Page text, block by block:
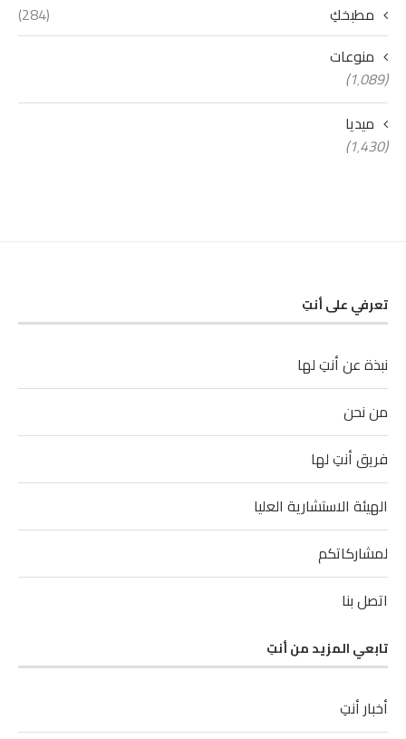
مطبخكِ
(284)
منوعات
(1٬089)
ميديا
(1٬430)
تعرفي على أنتِ
نبذة عن أنتِ لها
من نحن
فريق أنتِ لها
الهيئة الاستشارية العليا
لمشاركاتكم
اتصل بنا
تابعي المزيد من أنتِ
أخبار أنتِ